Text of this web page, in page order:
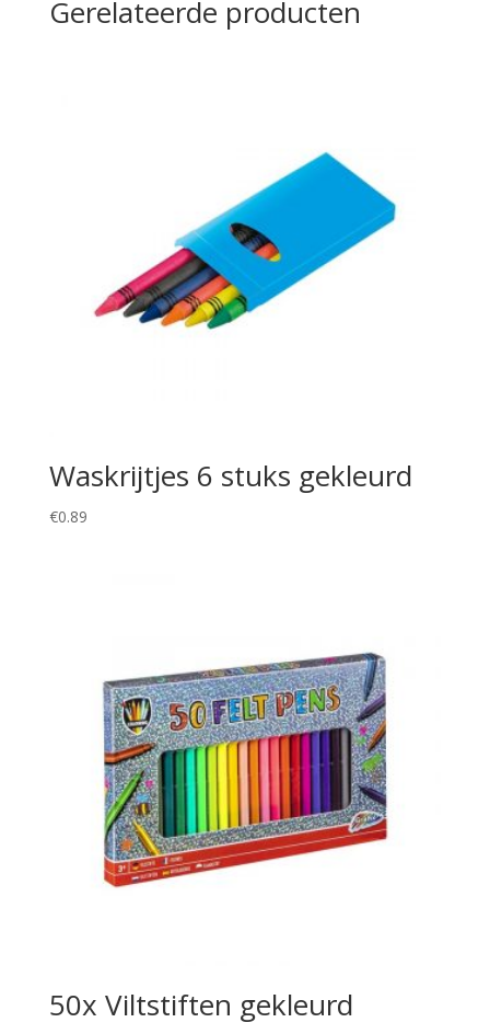
Gerelateerde producten
Waskrijtjes 6 stuks gekleurd
€0.89
50x Viltstiften gekleurd